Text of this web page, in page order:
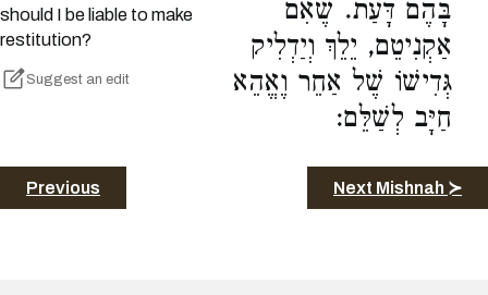
should I be liable to make
restitution?
Suggest an edit
בָּהֶם דָּעַת. שֶׁאִם
אַקְנִיטֵם, יֵלֵךְ וְיַדְלִיק
גְּדִישׁוֹ שֶׁל אַחֵר וֶאֱהֵא
חַיָּב לְשַׁלֵּם:
Previous Next Mishnah ≻